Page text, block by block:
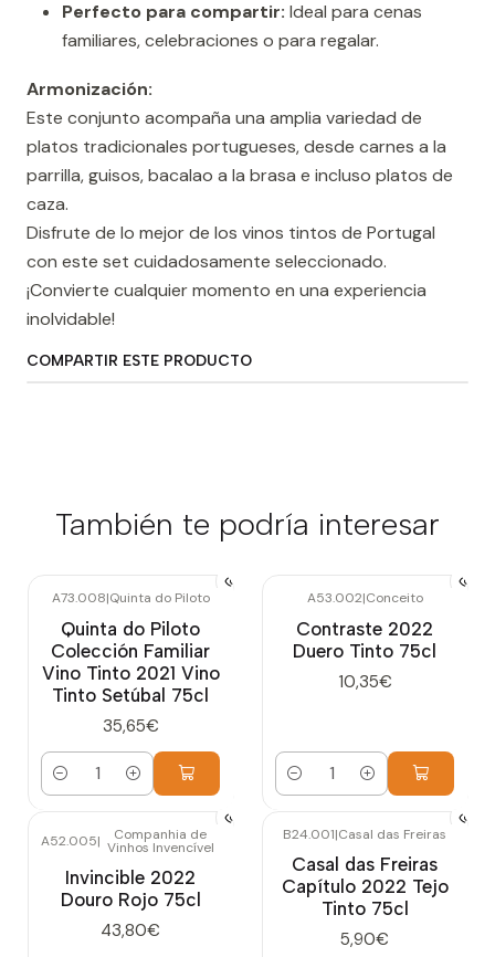
Perfecto para compartir: Ideal para cenas
familiares, celebraciones o para regalar.
Armonización:
Este conjunto acompaña una amplia variedad de
platos tradicionales portugueses, desde carnes a la
parrilla, guisos, bacalao a la brasa e incluso platos de
caza.
Disfrute de lo mejor de los vinos tintos de Portugal
con este set cuidadosamente seleccionado.
¡Convierte cualquier momento en una experiencia
inolvidable!
COMPARTIR ESTE PRODUCTO
También te podría interesar
A73.008|Quinta do Piloto
Quinta do Piloto
Colección Familiar
Vino Tinto 2021 Vino
Tinto Setúbal 75cl
35,65€
Cantidad
A53.002|Conceito
Contraste 2022
Duero Tinto 75cl
10,35€
Cantidad
A52.005| Companhia de
Vinhos Invencível
Invincible 2022
Douro Rojo 75cl
43,80€
B24.001|Casal das Freiras
Casal das Freiras
Capítulo 2022 Tejo
Tinto 75cl
5,90€